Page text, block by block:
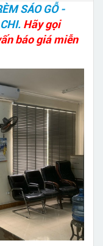
SÁO GỖ -
Hãy gọi
báo giá miễn